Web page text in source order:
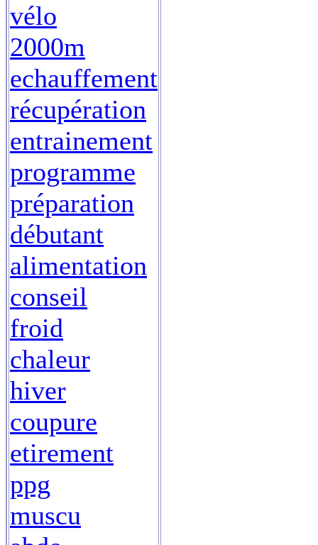
vélo
2000m
echauffement
récupération
entrainement
programme
préparation
débutant
alimentation
conseil
froid
chaleur
hiver
coupure
etirement
ppg
muscu